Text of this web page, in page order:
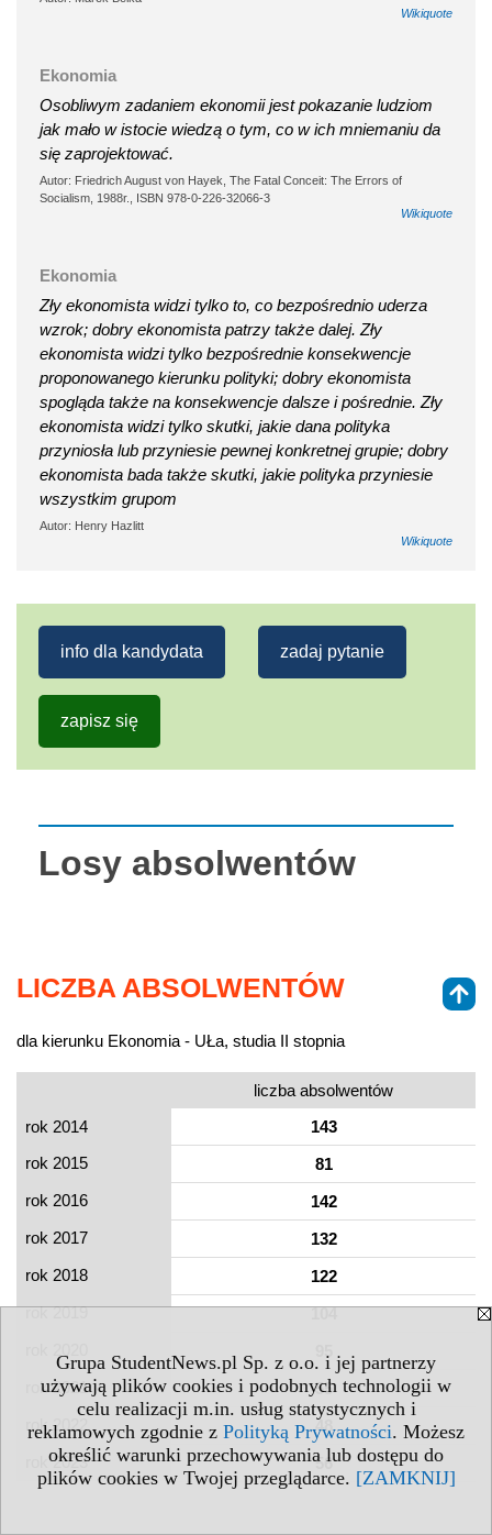
Grupa StudentNews.pl Sp. z o.o. i jej partnerzy
używają plików cookies i podobnych technologii w
celu realizacji m.in. usług statystycznych i
reklamowych zgodnie z Polityką Prywatności. Możesz
określić warunki przechowywania lub dostępu do
plików cookies w Twojej przeglądarce. [ZAMKNIJ]
Wikiquote
Ekonomia
Osobliwym zadaniem ekonomii jest pokazanie ludziom
jak mało w istocie wiedzą o tym, co w ich mniemaniu da
się zaprojektować.
Autor: Friedrich August von Hayek, The Fatal Conceit: The Errors of
Socialism, 1988r., ISBN 978-0-226-32066-3
Wikiquote
Ekonomia
Zły ekonomista widzi tylko to, co bezpośrednio uderza
wzrok; dobry ekonomista patrzy także dalej. Zły
ekonomista widzi tylko bezpośrednie konsekwencje
proponowanego kierunku polityki; dobry ekonomista
spogląda także na konsekwencje dalsze i pośrednie. Zły
ekonomista widzi tylko skutki, jakie dana polityka
przyniosła lub przyniesie pewnej konkretnej grupie; dobry
ekonomista bada także skutki, jakie polityka przyniesie
wszystkim grupom
Autor: Henry Hazlitt
Wikiquote
info dla kandydata zadaj pytanie
zapisz się
Losy absolwentów
LICZBA ABSOLWENTÓW
dla kierunku Ekonomia - UŁa, studia II stopnia
liczba absolwentów
rok 2014
143
rok 2015
81
rok 2016
142
rok 2017
132
rok 2018
122
rok 2019
104
rok 2021
55
rok 2022
48
rok 2023
56